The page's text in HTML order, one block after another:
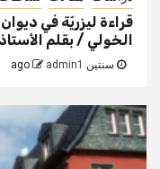
قراءة ليزريّة في
الخولي / بقلم
سنتين ago admin1